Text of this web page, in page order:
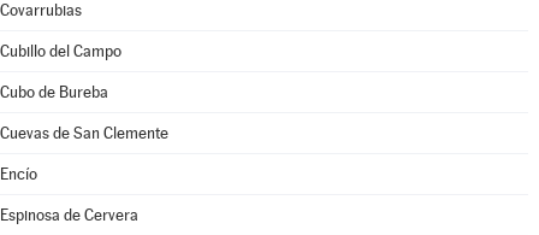
Covarrubias
Cubillo del Campo
Cubo de Bureba
Cuevas de San Clemente
Encío
Espinosa de Cervera